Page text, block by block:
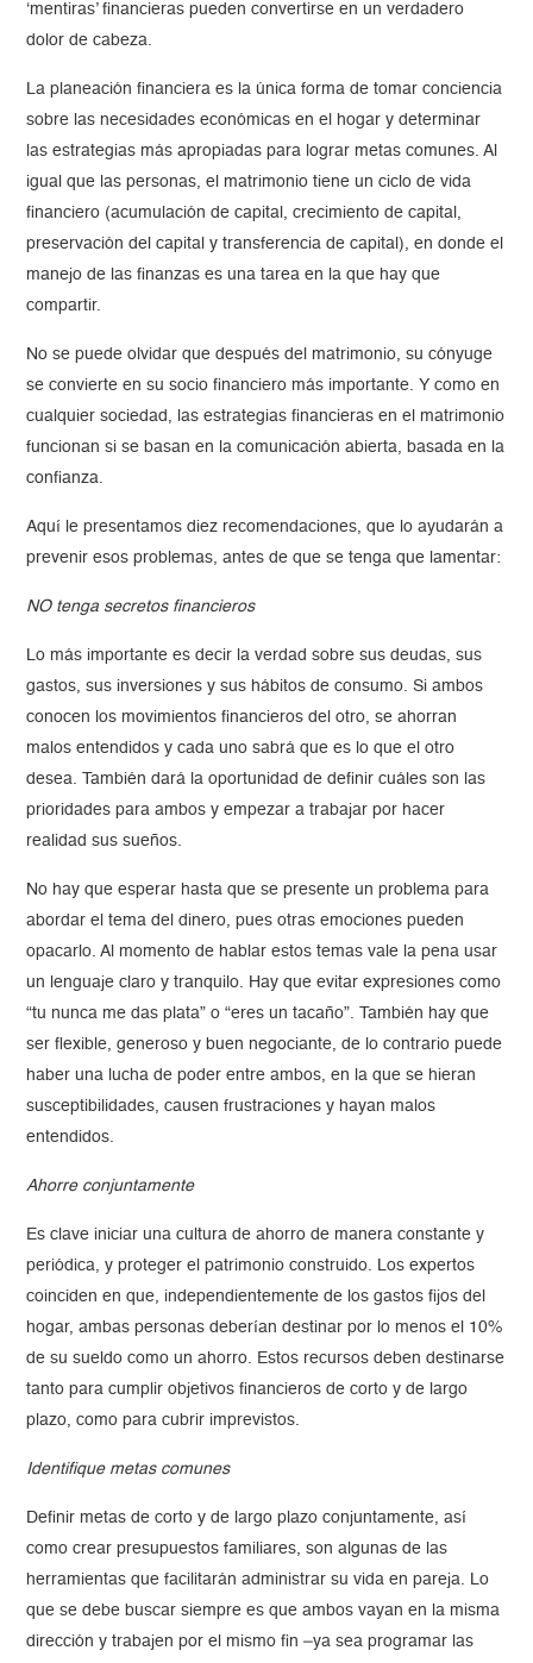
‘mentiras’ financieras pueden convertirse en un verdadero
dolor de cabeza.
La planeación financiera es la única forma de tomar conciencia
sobre las necesidades económicas en el hogar y determinar
las estrategias más apropiadas para lograr metas comunes. Al
igual que las personas, el matrimonio tiene un ciclo de vida
financiero (acumulación de capital, crecimiento de capital,
preservación del capital y transferencia de capital), en donde el
manejo de las finanzas es una tarea en la que hay que
compartir.
No se puede olvidar que después del matrimonio, su cónyuge
se convierte en su socio financiero más importante. Y como en
cualquier sociedad, las estrategias financieras en el matrimonio
funcionan si se basan en la comunicación abierta, basada en la
confianza.
Aquí le presentamos diez recomendaciones, que lo ayudarán a
prevenir esos problemas, antes de que se tenga que lamentar:
NO tenga secretos financieros
Lo más importante es decir la verdad sobre sus deudas, sus
gastos, sus inversiones y sus hábitos de consumo. Si ambos
conocen los movimientos financieros del otro, se ahorran
malos entendidos y cada uno sabrá que es lo que el otro
desea. También dará la oportunidad de definir cuáles son las
prioridades para ambos y empezar a trabajar por hacer
realidad sus sueños.
No hay que esperar hasta que se presente un problema para
abordar el tema del dinero, pues otras emociones pueden
opacarlo. Al momento de hablar estos temas vale la pena usar
un lenguaje claro y tranquilo. Hay que evitar expresiones como
“tu nunca me das plata” o “eres un tacaño”. También hay que
ser flexible, generoso y buen negociante, de lo contrario puede
haber una lucha de poder entre ambos, en la que se hieran
susceptibilidades, causen frustraciones y hayan malos
entendidos.
Ahorre conjuntamente
Es clave iniciar una cultura de ahorro de manera constante y
periódica, y proteger el patrimonio construido. Los expertos
coinciden en que, independientemente de los gastos fijos del
hogar, ambas personas deberían destinar por lo menos el 10%
de su sueldo como un ahorro. Estos recursos deben destinarse
tanto para cumplir objetivos financieros de corto y de largo
plazo, como para cubrir imprevistos.
Identifique metas comunes
Definir metas de corto y de largo plazo conjuntamente, así
como crear presupuestos familiares, son algunas de las
herramientas que facilitarán administrar su vida en pareja. Lo
que se debe buscar siempre es que ambos vayan en la misma
dirección y trabajen por el mismo fin –ya sea programar las